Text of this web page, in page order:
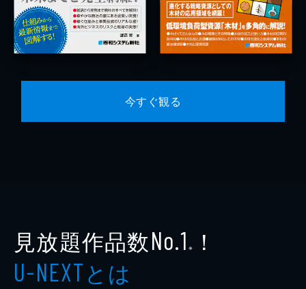
今すぐ観る
見放題作品数No.1 ※ ！
U-NEXTとは